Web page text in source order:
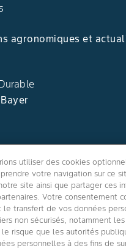
agronomiques et
nous ?
Agro Bayer
utiliser des cookies
votre navigation sur ce
site ainsi que partager ces
Votre consentement
le transfert de vos données
non sécurisés, notamment
risque que les autorités
personnelles à des fins de